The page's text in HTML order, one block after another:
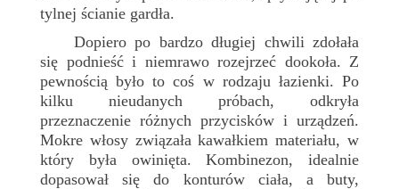
tylnej ścianie gardła.
Dopiero po bardzo długiej chwili zdołała
się podnieść i niemrawo rozejrzeć dookoła. Z
pewnością było to coś w rodzaju łazienki. Po
kilku nieudanych próbach, odkryła
przeznaczenie różnych przycisków i urządzeń.
Mokre włosy związała kawałkiem materiału, w
który była owinięta. Kombinezon, idealnie
dopasował się do konturów ciała, a buty,